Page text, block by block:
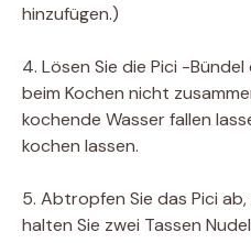
hinzufügen.)
4. Lösen Sie die Pici -
beim Kochen nicht
kochende Wasser fallen
kochen lassen.
5. Abtropfen Sie das Pici
halten Sie zwei Tassen